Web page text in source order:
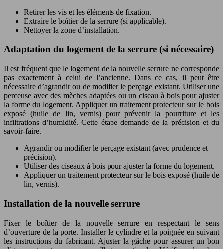
Retirer les vis et les éléments de fixation.
Extraire le boîtier de la serrure (si applicable).
Nettoyer la zone d’installation.
Adaptation du logement de la serrure (si nécessaire)
Il est fréquent que le logement de la nouvelle serrure ne corresponde
pas exactement à celui de l’ancienne. Dans ce cas, il peut être
nécessaire d’agrandir ou de modifier le perçage existant. Utiliser une
perceuse avec des mèches adaptées ou un ciseau à bois pour ajuster
la forme du logement. Appliquer un traitement protecteur sur le bois
exposé (huile de lin, vernis) pour prévenir la pourriture et les
infiltrations d’humidité. Cette étape demande de la précision et du
savoir-faire.
Agrandir ou modifier le perçage existant (avec prudence et
précision).
Utiliser des ciseaux à bois pour ajuster la forme du logement.
Appliquer un traitement protecteur sur le bois exposé (huile de
lin, vernis).
Installation de la nouvelle serrure
Fixer le boîtier de la nouvelle serrure en respectant le sens
d’ouverture de la porte. Installer le cylindre et la poignée en suivant
les instructions du fabricant. Ajuster la gâche pour assurer un bon